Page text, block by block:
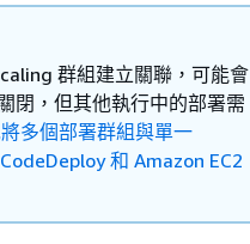
群組建立關聯，可能會
閉，但其他執行中的部署需
多個部署群組與單一
和 Amazon EC2